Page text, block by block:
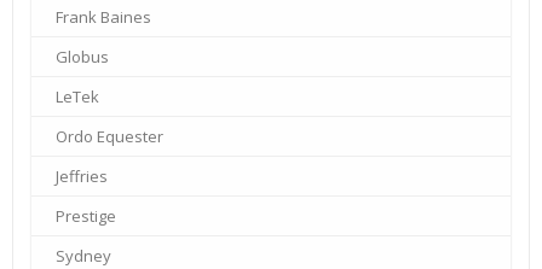
Frank Baines
–
Globus
–
LeTek
–
Ordo Equester
–
Jeffries
–
Prestige
–
Sydney
–